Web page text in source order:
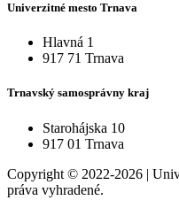
Univerzitné mesto Trnava
Hlavná 1
917 71 Trnava
Trnavský samosprávny kraj
Starohájska 10
917 01 Trnava
Copyright © 2022-2026 |
práva vyhradené.